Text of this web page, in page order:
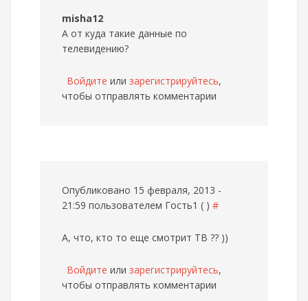
misha12
А от куда такие данные по
телевидению?
Войдите или зарегистрируйтесь,
чтобы отправлять комментарии
Опубликовано 15 февраля, 2013 -
21:59 пользователем Гость1 ( ) #
А, что, кто то еще смотрит ТВ ?? ))
Войдите или зарегистрируйтесь,
чтобы отправлять комментарии